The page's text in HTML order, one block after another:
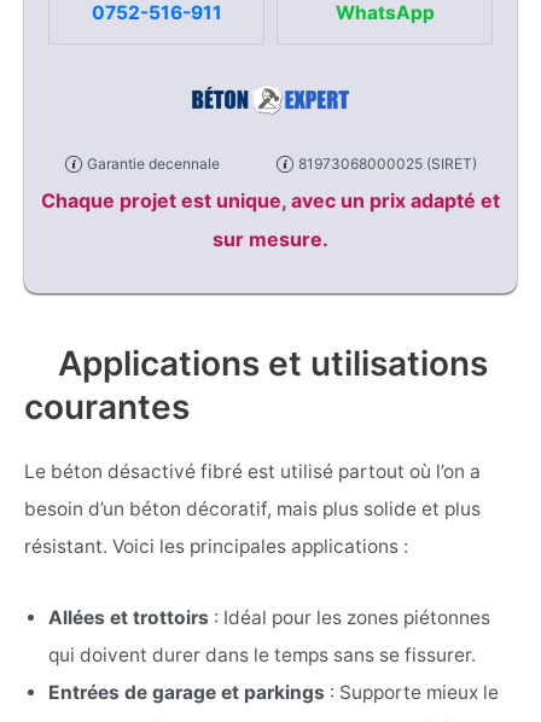
0752-516-911 WhatsApp
Garantie decennale 81973068000025 (SIRET)
Chaque projet est unique, avec un prix adapté et
sur mesure.
Applications et utilisations
courantes
Le béton désactivé fibré est utilisé partout où l’on a
besoin d’un béton décoratif, mais plus solide et plus
résistant. Voici les principales applications :
Allées et trottoirs : Idéal pour les zones piétonnes
qui doivent durer dans le temps sans se fissurer.
Entrées de garage et parkings : Supporte mieux le